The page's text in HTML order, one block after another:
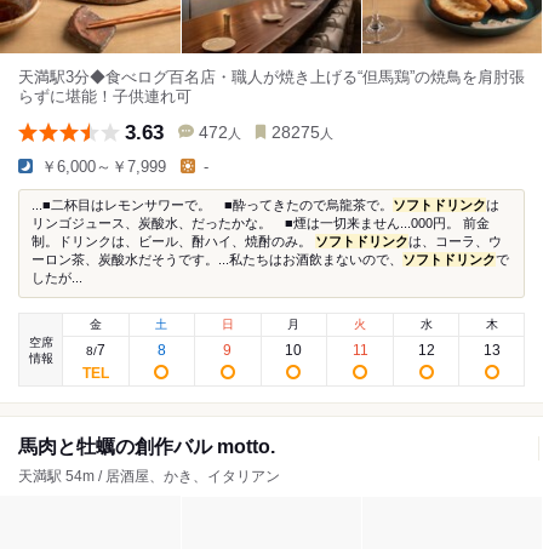
天満駅3分◆食べログ百名店・職人が焼き上げる“但馬鶏”の焼鳥を肩肘張
らずに堪能！子供連れ可
3.63 472 人 28275 人
￥6,000～￥7,999 -
...■二杯目はレモンサワーで。 ■酔ってきたので烏龍茶で。 ソフトドリンクは
リンゴジュース、炭酸水、だったかな。 ■煙は一切来ません...000円。 前金
制。ドリンクは、ビール、酎ハイ、焼酎のみ。 ソフトドリンクは、コーラ、ウ
ーロン茶、炭酸水だそうです。...私たちはお酒飲まないので、 ソフトドリンクで
したが...
空席
情報
金
8/7
土
8
日
9
月
10
火
11
水
12
木
13
馬肉と牡蠣の創作バル motto.
天満駅 54m / 居酒屋、かき、イタリアン